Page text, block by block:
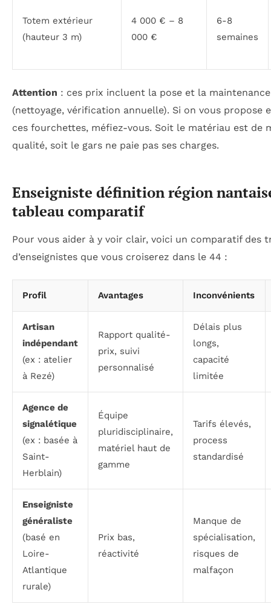
Totem extérieur
(hauteur 3 m)
4 000 € – 8
000 €
6-8
semaines
Attention : ces prix incluent la pose et la
(nettoyage, vérification annuelle). Si on vous propose
ces fourchettes, méfiez-vous. Soit le matériau est de
qualité, soit le gars ne paie pas ses charges.
Enseigniste définition région
tableau comparatif
Pour vous aider à y voir clair, voici un comparatif des
d’enseignistes que vous croiserez dans le 44 :
Profil Avantages Inconvénients
Artisan
indépendant
(ex : atelier
à Rezé)
Rapport qualité-
prix, suivi
personnalisé
Délais plus
longs,
capacité
limitée
Agence de
signalétique
(ex : basée à
Saint-
Herblain)
Équipe
pluridisciplinaire,
matériel haut de
gamme
Tarifs élevés,
process
standardisé
Enseigniste
généraliste
(basé en
Loire-
Atlantique
rurale)
Prix bas,
réactivité
Manque de
spécialisation,
risques de
malfaçon